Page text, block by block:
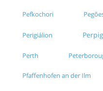
Pefkochori
Perigiálion
Perth
Pfaffenhofen an der Ilm